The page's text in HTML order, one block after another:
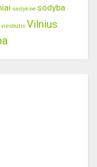
saslykine sodyba
viesbutis Vilnius